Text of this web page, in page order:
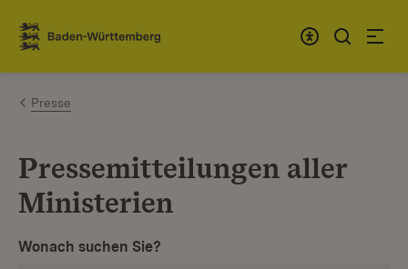
Zum Inhalt springen
Link zur Startseite
Presse
Pressemitteilungen aller
Ministerien
Wonach suchen Sie?